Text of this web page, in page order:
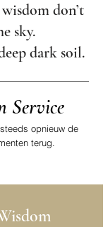
don’t
sky.
dark soil.
Service
opnieuw de
terug.